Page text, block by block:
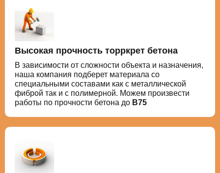
Высокая прочность торркрет бетона
В зависимости от сложности объекта и назначения,
наша компания подберет материала со
специальными составами как с металлической
фиброй так и с полимерной. Можем произвести
работы по прочности бетона до В75